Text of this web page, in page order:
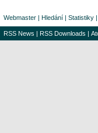
Webmaster | Hledání | Statistiky |
RSS News | RSS Downloads |